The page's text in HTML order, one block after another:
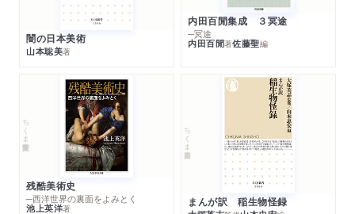
闇の日本美術
山本聡美著
内田百閒集成 ３冥途
─冥途
内田百閒著佐藤聖編
ちくま学芸文庫
残酷美術史
─西洋世界の裏面をよみとく
池上英洋著
ちくま新書
まんが訳 稲生物怪録